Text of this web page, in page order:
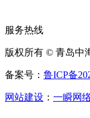
服务热线
版权所有 © 青岛中
备案号： 鲁ICP备
网站建设 ： 一瞬网